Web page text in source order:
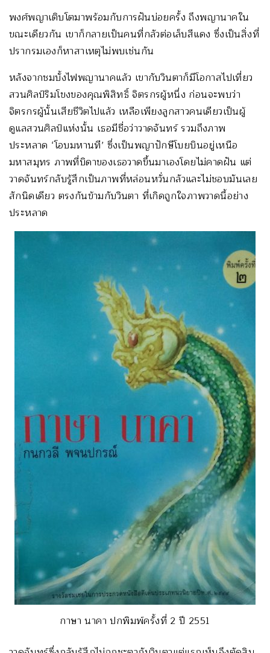
พงศ์พญาเติบโตมาพร้อมกับการฝันบ่อยครั้ง ถึงพญานาคใน
ขณะเดียวกัน เขาก็กลายเป็นคนที่กลัวต่อเล็บสีแดง ซึ่งเป็นสิ่งที่
ปรากรมเองก็หาสาเหตุไม่พบเช่นกัน
หลังจากชมบั้งไฟพญานาคแล้ว เขากับวินตาก็มีโอกาสไปเที่ยว
สวนศิลป์ริมโขงของคุณพิสิทธิ์ จิตรกรผู้หนึ่ง ก่อนจะพบว่า
จิตรกรผู้นั้นเสียชีวิตไปแล้ว เหลือเพียงลูกสาวคนเดียวเป็นผู้
ดูแลสวนศิลป์แห่งนั้น เธอมีชื่อว่าวาดจันทร์ รวมถึงภาพ
ประหลาด ‘โอบมหานที’ ซึ่งเป็นพญาปักษีโบยบินอยู่เหนือ
มหาสมุทร ภาพที่บิดาของเธอวาดขึ้นมาเองโดยไม่คาดฝัน แต่
วาดจันทร์กลับรู้สึกเป็นภาพที่หล่อนหวั่นกลัวและไม่ชอบมันเลย
สักนิดเดียว ตรงกันข้ามกับวินตา ที่เกิดถูกใจภาพวาดนี้อย่าง
ประหลาด
กาษา นาคา ปกพิมพ์ครั้งที่ 2 ปี 2551